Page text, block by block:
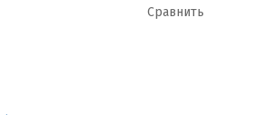
Сравнить